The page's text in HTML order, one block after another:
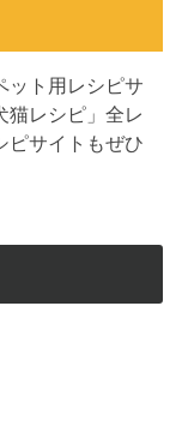
ット用レシピサ
猫レシピ」全レ
ピサイトもぜひ